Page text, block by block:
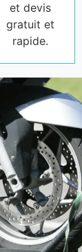
et devis
gratuit et
rapide.